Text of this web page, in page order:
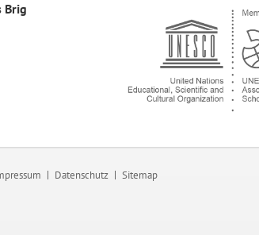
Brig
Datenschutz Sitemap